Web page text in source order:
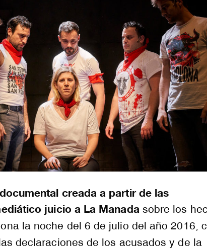
creada a partir de las
juicio a La Manada sobre los
la noche del 6 de julio del año 2016,
declaraciones de los acusados y de la